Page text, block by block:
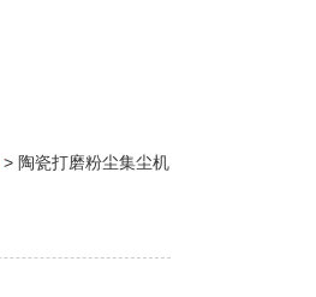
> 陶瓷打磨粉尘集尘机